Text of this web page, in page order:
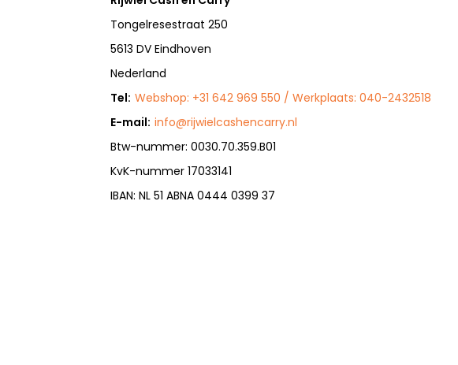
Tongelresestraat 250
5613 DV Eindhoven
Nederland
Tel: Webshop: +31 642 969 550 / Werkplaats: 040-2432518
E-mail: info@rijwielcashencarry.nl
Btw-nummer: 0030.70.359.B01
KvK-nummer 17033141
IBAN: NL 51 ABNA 0444 0399 37